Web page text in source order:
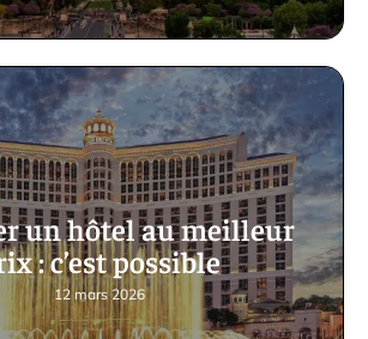
un hôtel au meilleur
: c’est possible
12 mars 2026